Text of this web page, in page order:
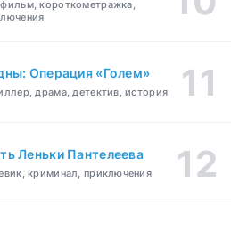
короткометражка,
Операция «Голем»
драма, детектив, история
Леньки Пантелеева
криминал, приключения